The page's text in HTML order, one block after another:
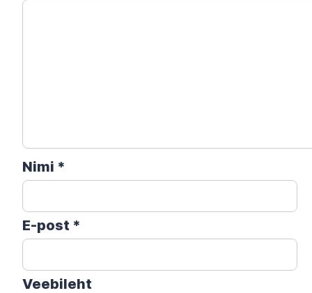
Nimi *
E-post *
Veebileht